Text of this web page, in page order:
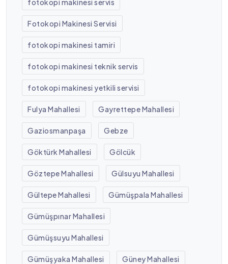
Fotokopi Makinesi Servisi
fotokopi makinesi tamiri
fotokopi makinesi teknik servis
fotokopi makinesi yetkili servisi
Fulya Mahallesi Gayrettepe Mahallesi
Gaziosmanpaşa Gebze
Göktürk Mahallesi Gölcük
Göztepe Mahallesi Gülsuyu Mahallesi
Gültepe Mahallesi Gümüşpala Mahallesi
Gümüşpınar Mahallesi
Gümüşsuyu Mahallesi
Gümüşyaka Mahallesi Güney Mahallesi